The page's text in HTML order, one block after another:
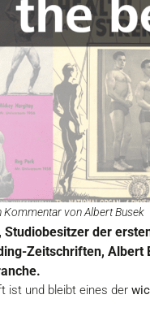
von Albert Busek
der
Zeitschriften,
ist und bleibt eines der